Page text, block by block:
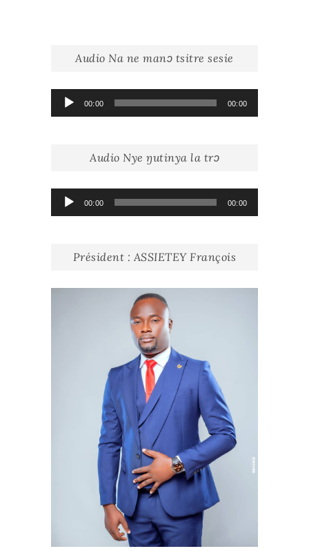
Audio Na ne manɔ tsitre sesie
Lecteur
audio
00:00 00:00
Audio Nye ŋutinya la trɔ
Lecteur
audio
00:00 00:00
Président : ASSIETEY François